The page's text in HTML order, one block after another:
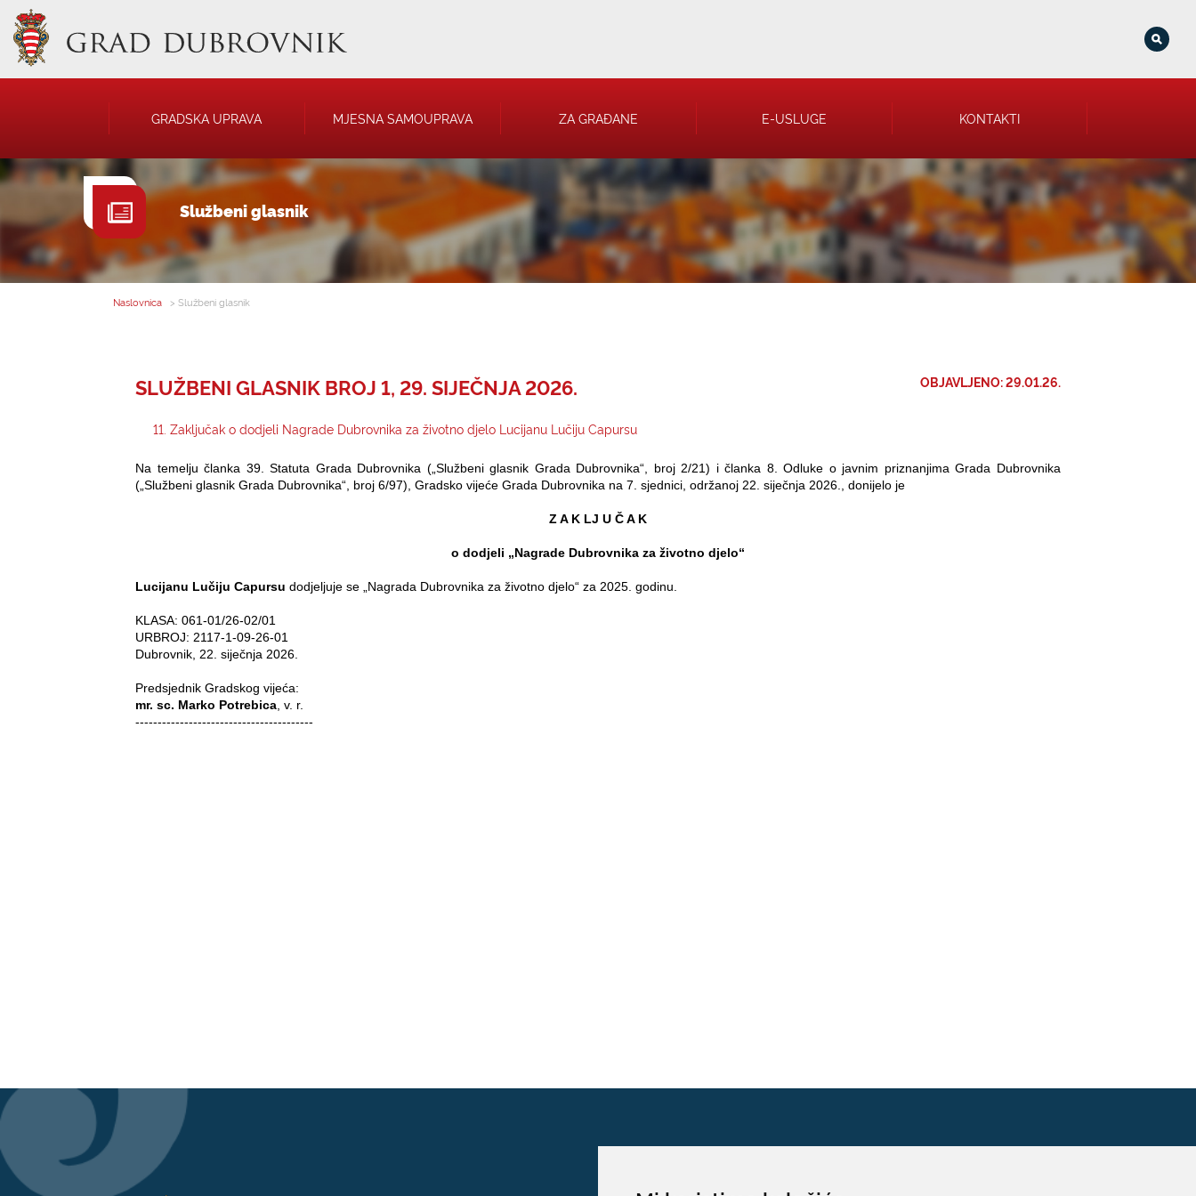
GRADSKA UPRAVA
GRADONAČELNIK
GRADSKO VIJEĆE
UPRAVNA TIJELA
SAVJET MLADIH
NATJEČAJI
JAVNA OBJAVA RJEŠENJA
USTANOVE
KOMUNALNA I TRGOVAČKA
MJESNA SAMOUPRAVA ZA GRAĐANE E-USLUGE KONTAKTI
Službeni glasnik
Naslovnica > Službeni glasnik
SLUŽBENI GLASNIK BROJ 1, 29. SIJEČNJA 2026. OBJAVLJENO: 29.01.26.
11. Zaključak o dodjeli Nagrade Dubrovnika za životno djelo Lucijanu Lučiju Capursu
Na temelju članka 39. Statuta Grada Dubrovnika („Službeni glasnik Grada Dubrovnika“, broj 2/21) i članka 8. Odluke o javnim priznanjima Grada Dubrovnika
(„Službeni glasnik Grada Dubrovnika“, broj 6/97), Gradsko vijeće Grada Dubrovnika na 7. sjednici, održanoj 22. siječnja 2026., donijelo je
Z A K LJ U Č A K
o dodjeli „Nagrade Dubrovnika za životno djelo“
Lucijanu Lučiju Capursu dodjeljuje se „Nagrada Dubrovnika za životno djelo“ za 2025. godinu.
KLASA: 061-01/26-02/01
URBROJ: 2117-1-09-26-01
Dubrovnik, 22. siječnja 2026.
Predsjednik Gradskog vijeća:­
mr. sc. Marko Potrebica , v. r.
----------------------------------------